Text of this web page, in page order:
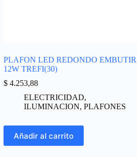
PLAFON LED REDONDO EMBUTIR
12W TREFI(30)
$4.253,88
ELECTRICIDAD,
ILUMINACION, PLAFONES
Añadir al carrito